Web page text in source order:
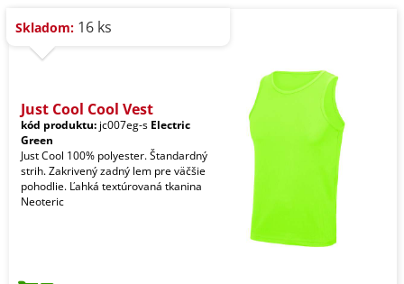
Skladom: 16 ks
Just Cool Cool Vest
kód produktu: jc007eg-s Electric
Green
Just Cool 100% polyester. Štandardný
strih. Zakrivený zadný lem pre väčšie
pohodlie. Ľahká textúrovaná tkanina
Neoteric